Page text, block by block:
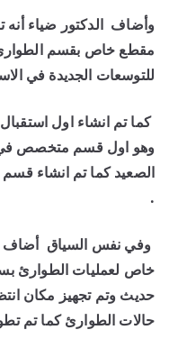
مقطع خاص بقسم
للتوسعات الجديدة في الاستقبال
كما تم انشاء اول
وهو اول قسم متخصص في
.
وفي نفس السياق أضاف
حديث وتم تجهيز مكان
حالات الطوارئ كما تم